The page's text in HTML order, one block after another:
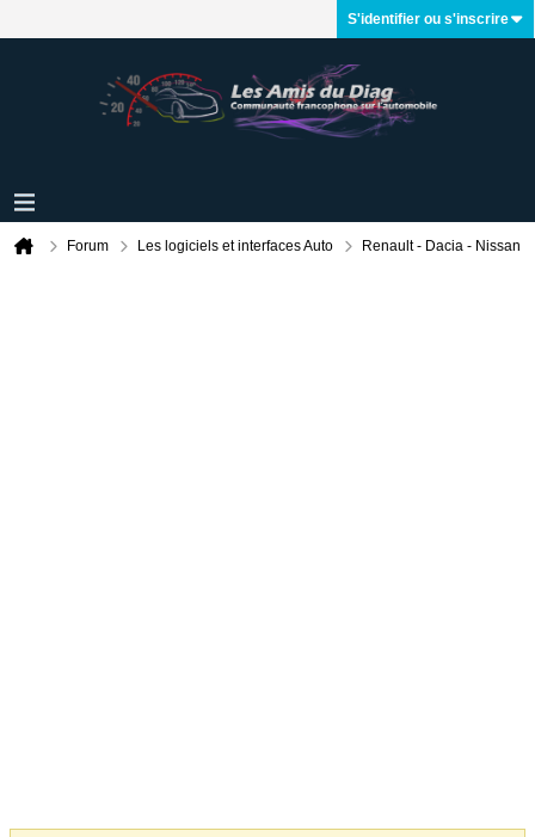
S'identifier ou s'inscrire
Forum Les logiciels et interfaces Auto Renault - Dacia - Nissan